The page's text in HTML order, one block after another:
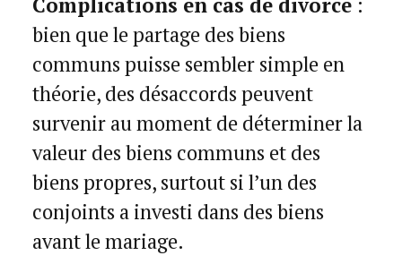
Complications en cas de divorce :
bien que le partage des biens
communs puisse sembler simple en
théorie, des désaccords peuvent
survenir au moment de déterminer la
valeur des biens communs et des
biens propres, surtout si l’un des
conjoints a investi dans des biens
avant le mariage.